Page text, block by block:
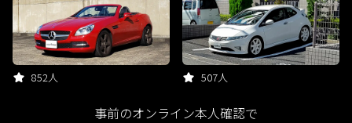
852人 507人
事前のオンライン本人確認で